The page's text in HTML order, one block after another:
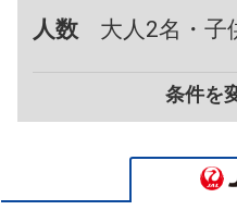
人数
大人2名・子
条件を